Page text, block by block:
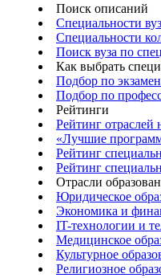
Поиск описаний
Специальности
Специальности
Поиск вуза по
Как выбрать
Подбор по
Подбор по
Рейтинги
Рейтинг отраслей
«Лучшие
Рейтинг
Рейтинг
Отрасли
Юридическое
Экономика и
IT-технологии и
Медицинское
Культурное
Религиозное